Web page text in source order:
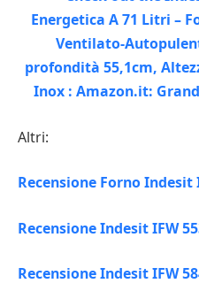
Altri:
Recensione Forno Indesit
Recensione Indesit IFW
Recensione Indesit IFW